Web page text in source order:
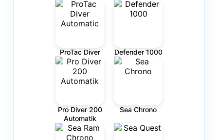
ProTac Diver Defender 1000
Pro Diver 200
Automatik
Sea Chrono